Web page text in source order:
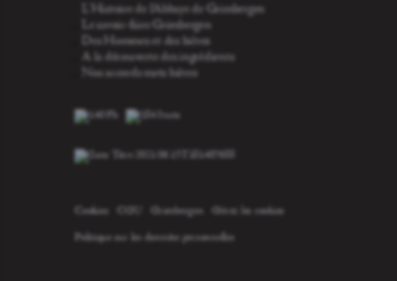
L'Histoire de l'Abbaye de Grimbergen
Le savoir-faire Grimbergen
Des Hommes et des bières
A la découverte des ingrédients
Nos accords mets bières
Cookies CGU Grimbergen
Gérez les cookies
Politique sur les données personnelles